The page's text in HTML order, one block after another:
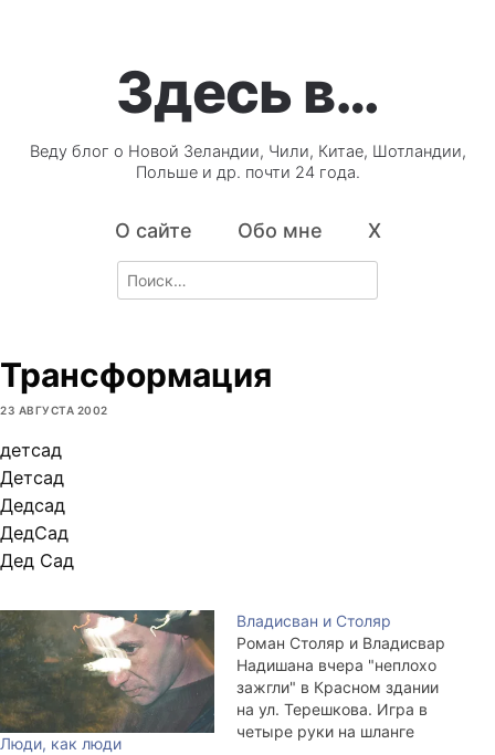
Здесь в…
Веду блог о Новой Зеландии, Чили, Китае, Шотландии,
Польше и др. почти 24 года.
О сайте Обо мне X
Search
for:
Трансформация
23 АВГУСТА 2002
детсад
Детсад
Дедсад
ДедСад
Дед Сад
Люди, как люди
Владисван и Столяр
Роман Столяр и Владисвар
Надишана вчера "неплохо
зажгли" в Красном здании
на ул. Терешкова. Игра в
четыре руки на шланге